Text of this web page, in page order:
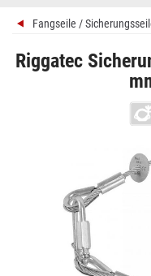
Fangseile /
Riggatec